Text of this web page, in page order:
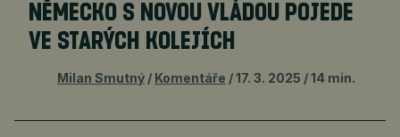
NĚMECKO S NOVOU VLÁDOU POJEDE
VE STARÝCH KOLEJÍCH
Milan Smutný Komentáře 17. 3. 2025 14 min.